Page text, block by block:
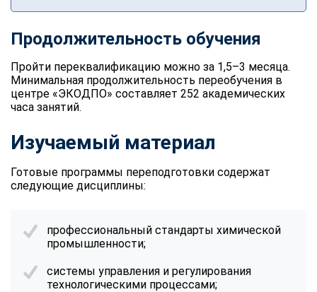
Продолжительность обучения
Пройти переквалификацию можно за 1,5–3 месяца.
Минимальная продолжительность переобучения в
центре «ЭКОДПО» составляет 252 академических
часа занятий.
Изучаемый материал
Готовые программы переподготовки содержат
следующие дисциплины:
профессиональный стандарты химической
промышленности;
системы управления и регулирования
технологическими процессами;